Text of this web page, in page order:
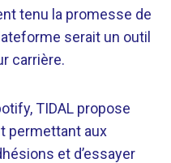
tenu la promesse de
serait un outil
carrière.
TIDAL propose
permettant aux
et d’essayer